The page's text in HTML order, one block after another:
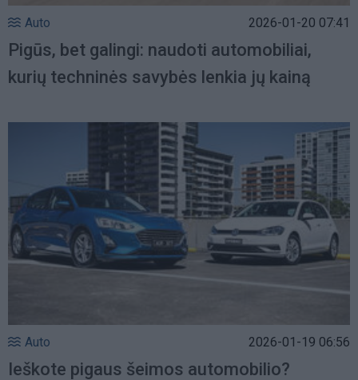
Auto 2026-01-20 07:41
Pigūs, bet galingi: naudoti automobiliai,
kurių techninės savybės lenkia jų kainą
Auto 2026-01-19 06:56
Ieškote pigaus šeimos automobilio?